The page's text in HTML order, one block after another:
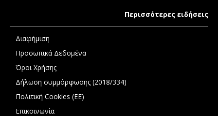
Περισσότερες ειδήσεις
Διαφήμιση
Προσωπικά Δεδομένα
Όροι Χρήσης
Δήλωση συμμόρφωσης (2018/334)
Πολιτική Cookies (ΕΕ)
Επικοινωνία